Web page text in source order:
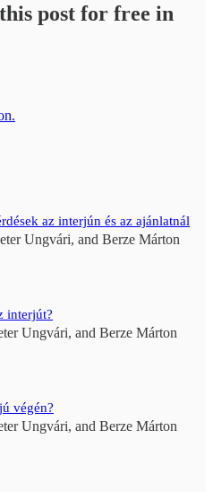
post for free in
az interjún és az ajánlatnál
Ungvári, and Berze Márton
interjút?
Ungvári, and Berze Márton
végén?
Ungvári, and Berze Márton